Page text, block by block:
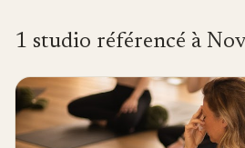
1 studio référencé à